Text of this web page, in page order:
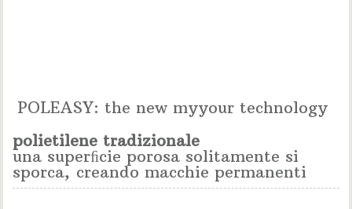
POLEASY: the new myyour technology
polietilene tradizionale
una superﬁcie porosa solitamente si
sporca, creando macchie permanenti